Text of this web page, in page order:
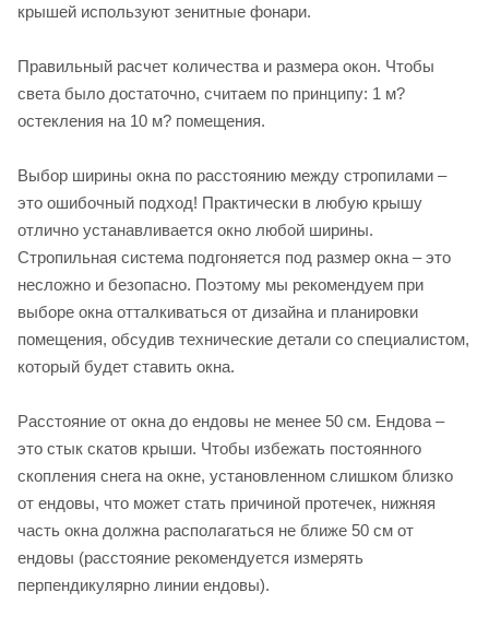
крышей используют зенитные фонари.
Правильный расчет количества и размера окон. Чтобы
света было достаточно, считаем по принципу: 1 м?
остекления на 10 м? помещения.
Выбор ширины окна по расстоянию между стропилами –
это ошибочный подход! Практически в любую крышу
отлично устанавливается окно любой ширины.
Стропильная система подгоняется под размер окна – это
несложно и безопасно. Поэтому мы рекомендуем при
выборе окна отталкиваться от дизайна и планировки
помещения, обсудив технические детали со специалистом,
который будет ставить окна.
Расстояние от окна до ендовы не менее 50 см. Ендова –
это стык скатов крыши. Чтобы избежать постоянного
скопления снега на окне, установленном слишком близко
от ендовы, что может стать причиной протечек, нижняя
часть окна должна располагаться не ближе 50 см от
ендовы (расстояние рекомендуется измерять
перпендикулярно линии ендовы).